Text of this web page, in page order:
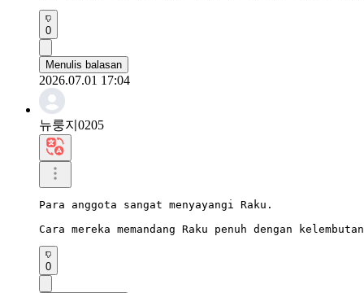
0
Menulis balasan
2026.07.01 17:04
뉴룽지0205
Para anggota sangat menyayangi Raku.
Cara mereka memandang Raku penuh dengan
0